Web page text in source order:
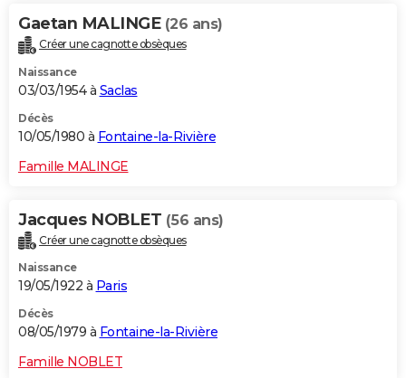
Gaetan MALINGE (26 ans)
Créer une cagnotte obsèques
Naissance
03/03/1954 à Saclas
Décès
10/05/1980 à Fontaine-la-Rivière
Famille MALINGE
Jacques NOBLET (56 ans)
Créer une cagnotte obsèques
Naissance
19/05/1922 à Paris
Décès
08/05/1979 à Fontaine-la-Rivière
Famille NOBLET